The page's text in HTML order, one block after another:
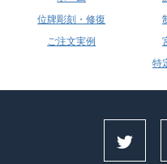
位牌彫刻・修復
ご注文実例
特